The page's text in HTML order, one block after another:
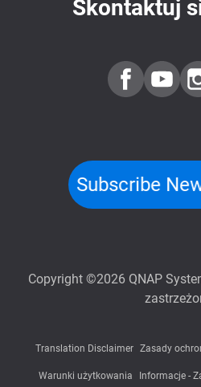
Skontaktuj
Subscribe
Copyright ©2026 QNAP
Translation Disclaimer Zasady
Warunki użytkowania Informacje -